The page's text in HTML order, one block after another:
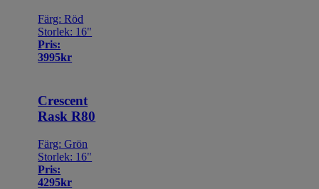
Färg: Röd
Storlek: 16"
Pris:
3995kr
Crescent
Rask R80
Färg: Grön
Storlek: 16"
Pris:
4295kr